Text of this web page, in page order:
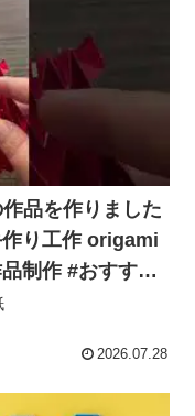
品を作りました
り工作 origami
制作 #おすすめ
す – しげがみ
2026.07.28